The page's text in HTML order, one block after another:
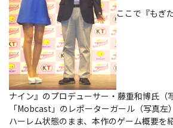
ここで『もぎ
ナイン』のプロデューサー・藤重和博氏（
「Mobcast」のレポーターガール（写真左
ハーレム状態のまま、本作のゲーム概要を